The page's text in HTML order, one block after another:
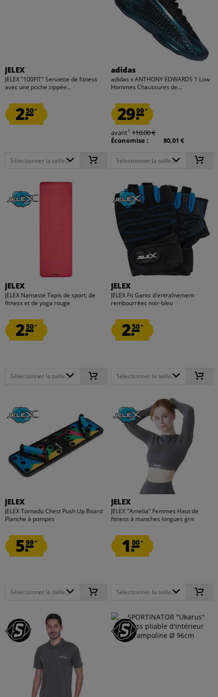
JELEX
JELEX "100FIT" Serviette de fitness
avec une poche zippée...
2.50*
Sélectionner la taille...
adidas
adidas x ANTHONY EDWARDS 1 Low
Hommes Chaussures de...
29.99*
avant1 110,00 €
Économise :
80,01 €
Sélectionner la taille...
JELEX
JELEX Namaste Tapis de sport, de
fitness et de yoga rouge
2.50*
Sélectionner la taille...
JELEX
JELEX Fit Gants d'entraînement
rembourrées noir-bleu
2.50*
Sélectionner la taille...
JELEX
JELEX Tornado Chest Push Up Board
Planche à pompes
5.99*
Sélectionner la taille...
JELEX
JELEX "Amelia" Femmes Haut de
fitness à manches longues gris
1.00*
Sélectionner la taille...